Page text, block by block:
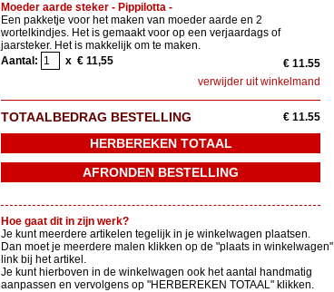
Moeder aarde steker - Pippilotta -
Een pakketje voor het maken van moeder aarde en 2
wortelkindjes. Het is gemaakt voor op een verjaardags of
jaarsteker. Het is makkelijk om te maken.
Aantal:
x € 11,55
€ 11.55
verwijder uit winkelmand
TOTAALBEDRAG BESTELLING € 11.55
Hoe gaat dit in zijn werk?
Je kunt meerdere artikelen tegelijk in je winkelwagen plaatsen.
Dan moet je meerdere malen klikken op de "plaats in winkelwagen"
link bij het artikel.
Je kunt hierboven in de winkelwagen ook het aantal handmatig
aanpassen en vervolgens op "HERBEREKEN TOTAAL" klikken.